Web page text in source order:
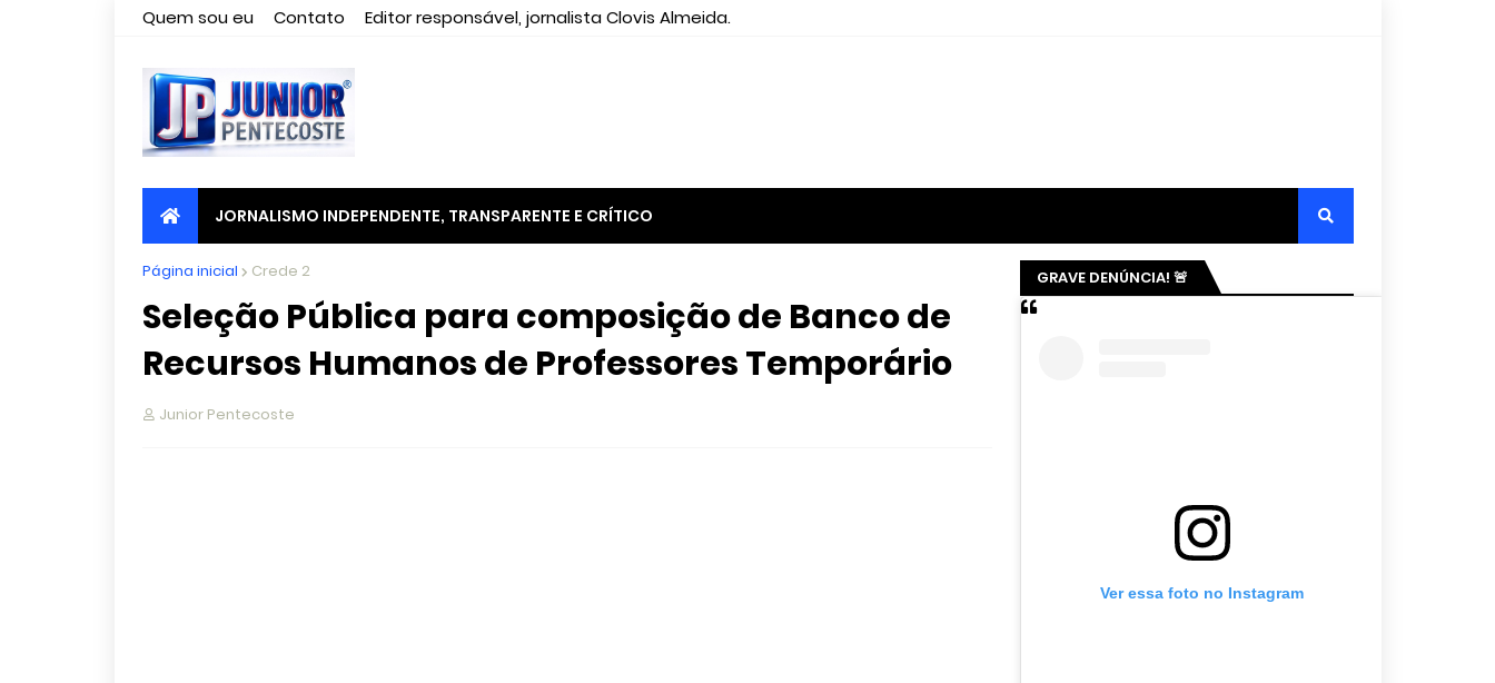
Quem sou eu Contato Editor responsável, jornalista Clovis Almeida.
JORNALISMO INDEPENDENTE, TRANSPARENTE E CRÍTICO
Página inicial Crede 2
Seleção Pública para composição de Banco de
Recursos Humanos de Professores Temporário
Junior Pentecoste
GRAVE DENÚNCIA! 🚨
Ver essa foto no Instagram